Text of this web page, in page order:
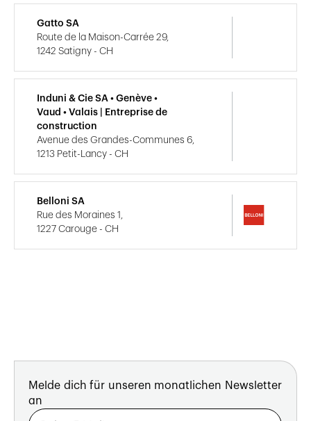
Gatto SA
Route de la Maison-Carrée 29,
1242 Satigny - CH
Induni & Cie SA • Genève •
Vaud • Valais | Entreprise de
construction
Avenue des Grandes-Communes 6,
1213 Petit-Lancy - CH
Belloni SA
Rue des Moraines 1,
1227 Carouge - CH
Melde dich für unseren monatlichen Newsletter
an